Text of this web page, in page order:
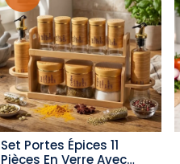
ajouter au panier
Set Portes Épices 11
Pièces En Verre Avec